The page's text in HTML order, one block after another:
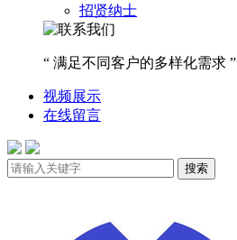
招贤纳士
“ 满足不同客户的多样化需求 ”
视频展示
在线留言
搜索